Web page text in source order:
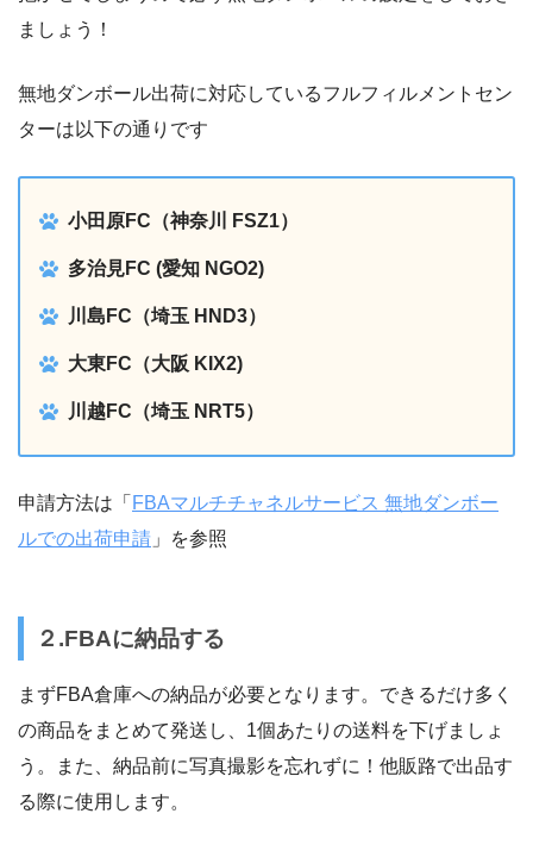
ましょう！
無地ダンボール出荷に対応しているフルフィルメントセン
ターは以下の通りです
小田原FC（神奈川 FSZ1）
多治見FC (愛知 NGO2)
川島FC（埼玉 HND3）
大東FC（大阪 KIX2)
川越FC（埼玉 NRT5）
申請方法は「 FBAマルチチャネルサービス 無地ダンボー
ルでの出荷申請 」を参照
２.FBAに納品する
まずFBA倉庫への納品が必要となります。できるだけ多く
の商品をまとめて発送し、1個あたりの送料を下げましょ
う。また、納品前に写真撮影を忘れずに！他販路で出品す
る際に使用します。